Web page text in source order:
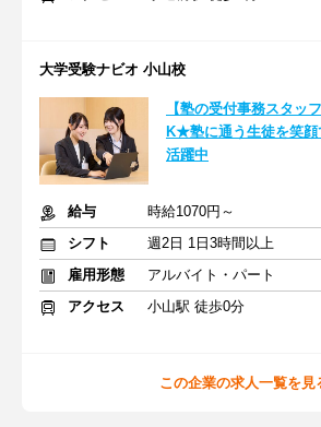
大学受験ナビオ 小山校
【塾の受付事務スタッ
K★塾に通う生徒を笑顔
活躍中
給与
時給1070円～
シフト
週2日 1日3時間以上
雇用形態
アルバイト・パート
アクセス
小山駅 徒歩0分
この企業の求人一覧を見